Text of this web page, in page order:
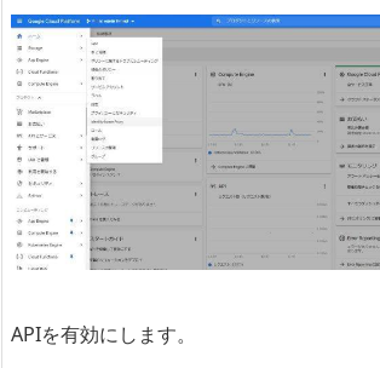
APIを有効にします。